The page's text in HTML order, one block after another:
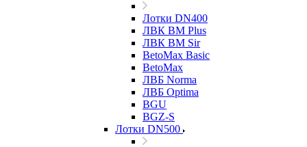
Лотки DN400
ЛВК ВМ Plus
ЛВК ВМ Sir
BetoMax Basic
BetoMax
ЛВБ Norma
ЛВБ Optima
BGU
BGZ-S
Лотки DN500